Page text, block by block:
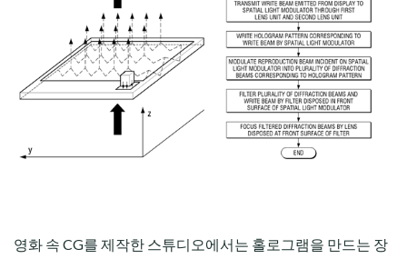
영화 속 CG를 제작한 스튜디오에서는 홀로그램을 만드는 장